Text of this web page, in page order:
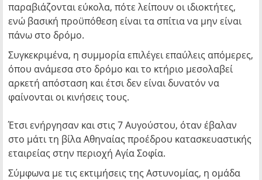
παραβιάζονται εύκολα, πότε λείπουν οι ιδιοκτήτες,
ενώ βασική προϋπόθεση είναι τα σπίτια να μην είναι
πάνω στο δρόμο.
Συγκεκριμένα, η συμμορία επιλέγει επαύλεις απόμερες,
όπου ανάμεσα στο δρόμο και το κτήριο μεσολαβεί
αρκετή απόσταση και έτσι δεν είναι δυνατόν να
φαίνονται οι κινήσεις τους.
Έτσι ενήργησαν και στις 7 Αυγούστου, όταν έβαλαν
στο μάτι τη βίλα Αθηναίας προέδρου κατασκευαστικής
εταιρείας στην περιοχή Αγία Σοφία.
Σύμφωνα με τις εκτιμήσεις της Αστυνομίας, η ομάδα